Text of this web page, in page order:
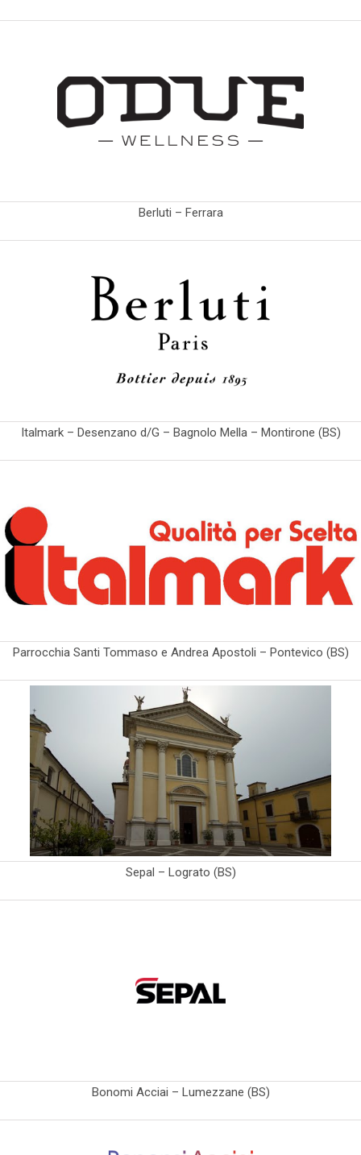
Berluti – Ferrara
Italmark – Desenzano d/G – Bagnolo Mella – Montirone (BS)
Parrocchia Santi Tommaso e Andrea Apostoli – Pontevico (BS)
Sepal – Lograto (BS)
Bonomi Acciai – Lumezzane (BS)